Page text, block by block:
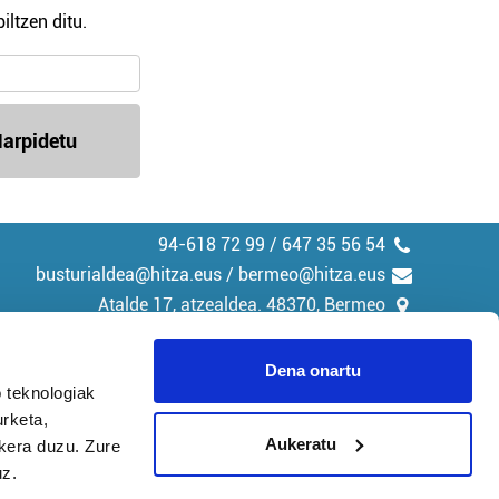
duzu. Zure
Dena onartu
Aukeratu
ditu.
94-618 72 99 / 647 35 56 54
busturialdea@hitza.eus / bermeo@hitza.eus
Atalde 17, atzealdea. 48370, Bermeo
Cookieak